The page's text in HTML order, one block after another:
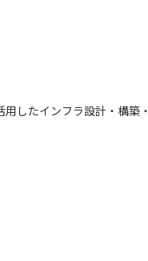
したインフラ設計・構築・